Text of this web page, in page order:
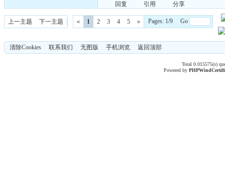
回复
引用 分享
上一主题 下一主题 « 1 2 3 4 5 » Pages: 1/9 Go
清除Cookies 联系我们 无图版 手机浏览 返回顶部
Total 0.015575(s)
Powered byPHPWind